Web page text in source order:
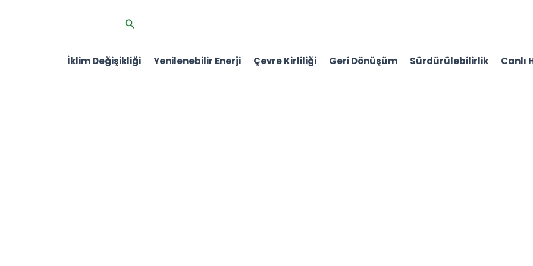
Arama
İklim Değişikliği Yenilenebilir Enerji Çevre Kirliliği Geri Dönüşüm Sürdürülebilirlik Canlı